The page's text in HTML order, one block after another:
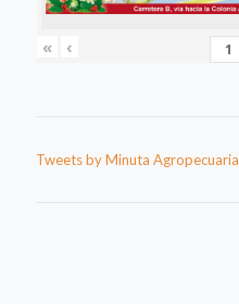
« ‹
Tweets by Minuta Agropecuaria